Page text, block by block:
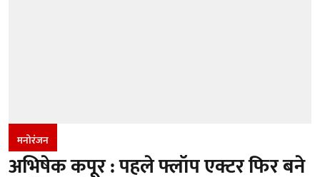
मनोरंजन
अभिषेक कपूर : पहले फ्लॉप एक्टर फिर बने